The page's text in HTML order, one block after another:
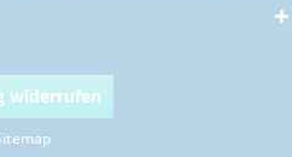
widerrufen